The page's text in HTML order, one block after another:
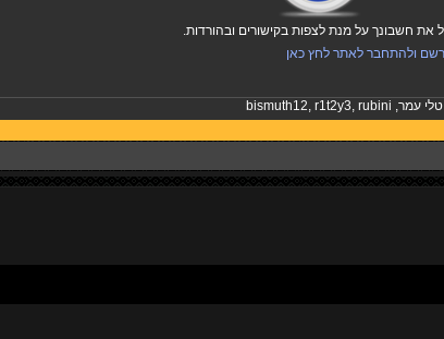
את חשבונך על מנת לצפות בקישורים ובהורדות.
ולהתחבר לאתר לחץ כאן
טלי עמר,
bismuth12, r1t2y3, rubini